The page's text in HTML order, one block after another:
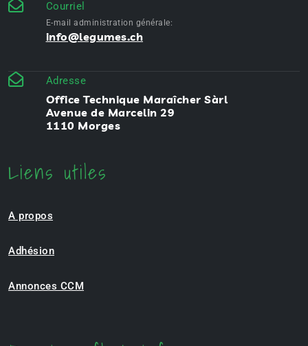
Courriel
E-mail administration générale:
info@legumes.ch
Adresse
Office Technique Maraîcher Sàrl
Avenue de Marcelin 29
1110 Morges
Liens utiles
A propos
Adhésion
Annonces CCM